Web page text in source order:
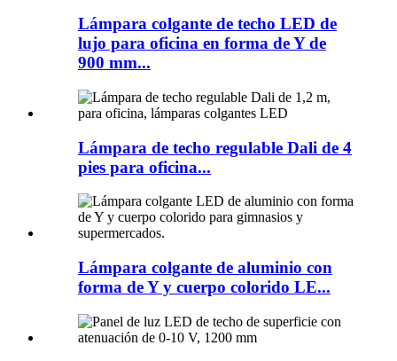
Lámpara colgante de techo LED de
lujo para oficina en forma de Y de
900 mm...
Lámpara de techo regulable Dali de 4
pies para oficina...
Lámpara colgante de aluminio con
forma de Y y cuerpo colorido LE...